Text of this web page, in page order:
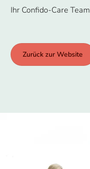
Ihr Confido-Care Team
Zurück zur Website